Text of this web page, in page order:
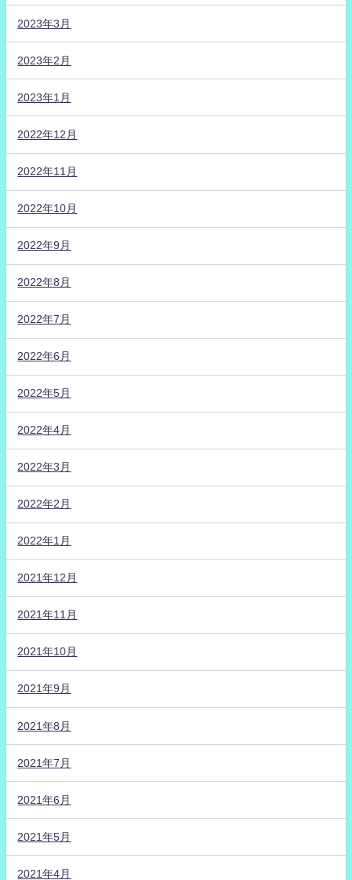
2023年3月
2023年2月
2023年1月
2022年12月
2022年11月
2022年10月
2022年9月
2022年8月
2022年7月
2022年6月
2022年5月
2022年4月
2022年3月
2022年2月
2022年1月
2021年12月
2021年11月
2021年10月
2021年9月
2021年8月
2021年7月
2021年6月
2021年5月
2021年4月